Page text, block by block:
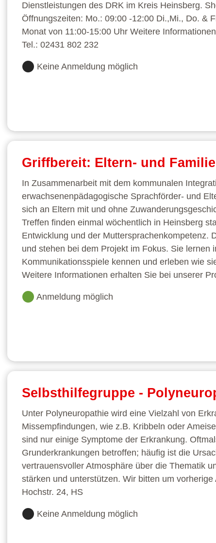
Dienstleistungen des DRK im Kreis Heinsberg.
Öffnungszeiten: Mo.: 09:00 -12:00 Di.,Mi., Do. &
Monat von 11:00-15:00 Uhr Weitere
Tel.: 02431 802 232
Keine Anmeldung möglich
Griffbereit: Eltern- und
In Zusammenarbeit mit dem kommunalen
erwachsenenpädagogische Sprachförder- und
sich an Eltern mit und ohne
Treffen finden einmal wöchentlich in Heinsberg
Entwicklung und der Muttersprachenkompetenz.
und stehen bei dem Projekt im Fokus. Sie
Kommunikationsspiele kennen und erleben wie
Weitere Informationen erhalten Sie bei unserer
Anmeldung möglich
Selbsthilfegruppe -
Unter Polyneuropathie wird eine Vielzahl von
Missempfindungen, wie z.B. Kribbeln oder
sind nur einige Symptome der Erkrankung.
Grunderkrankungen betroffen; häufig ist die
vertrauensvoller Atmosphäre über die Thematik
stärken und unterstützen. Wir bitten um
Hochstr. 24, HS
Keine Anmeldung möglich